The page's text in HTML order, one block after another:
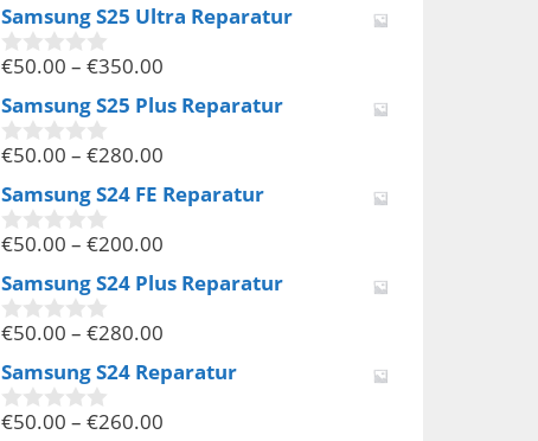
o
n
5
Samsung S25 Ultra Reparatur
0
o
n
5
€50.00 – €350.00
Samsung S25 Plus Reparatur
0
o
n
5
€50.00 – €280.00
Samsung S24 FE Reparatur
0
o
n
5
€50.00 – €200.00
Samsung S24 Plus Reparatur
0
o
n
5
€50.00 – €280.00
Samsung S24 Reparatur
0
€50.00 – €260.00